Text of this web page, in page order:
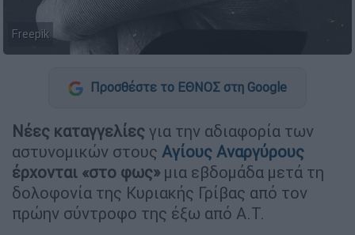
Freepik
Προσθέστε το ΕΘΝΟΣ στη Google
Νέες καταγγελίες για την αδιαφορία των
αστυνομικών στους Αγίους Αναργύρους
έρχονται «στο φως» μια εβδομάδα μετά τη
δολοφονία της Κυριακής Γρίβας από τον
πρώην σύντροφο της έξω από Α.Τ.